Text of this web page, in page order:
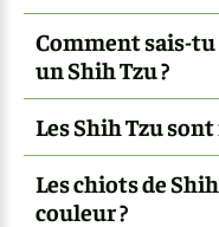
Comment sais-
un Shih Tzu ?
Les Shih Tzu sont
Les chiots de
couleur ?